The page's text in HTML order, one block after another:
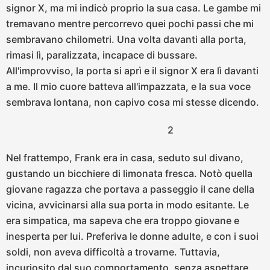
signor X, ma mi indicò proprio la sua casa. Le gambe mi
tremavano mentre percorrevo quei pochi passi che mi
sembravano chilometri. Una volta davanti alla porta,
rimasi lì, paralizzata, incapace di bussare.
All'improvviso, la porta si aprì e il signor X era lì davanti
a me. Il mio cuore batteva all'impazzata, e la sua voce
sembrava lontana, non capivo cosa mi stesse dicendo.
2
Nel frattempo, Frank era in casa, seduto sul divano,
gustando un bicchiere di limonata fresca. Notò quella
giovane ragazza che portava a passeggio il cane della
vicina, avvicinarsi alla sua porta in modo esitante. Le
era simpatica, ma sapeva che era troppo giovane e
inesperta per lui. Preferiva le donne adulte, e con i suoi
soldi, non aveva difficoltà a trovarne. Tuttavia,